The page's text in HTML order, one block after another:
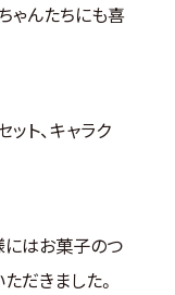
ゃんたちにも喜
ト、キャラク
にはお菓子のつ
だきました。